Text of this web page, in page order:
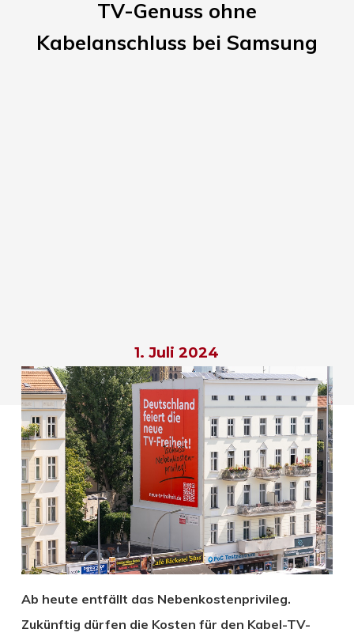
TV-Genuss ohne
Kabelanschluss bei Samsung
1. Juli 2024
Ab heute entfällt das Nebenkostenprivileg.
Zukünftig dürfen die Kosten für den Kabel-TV-